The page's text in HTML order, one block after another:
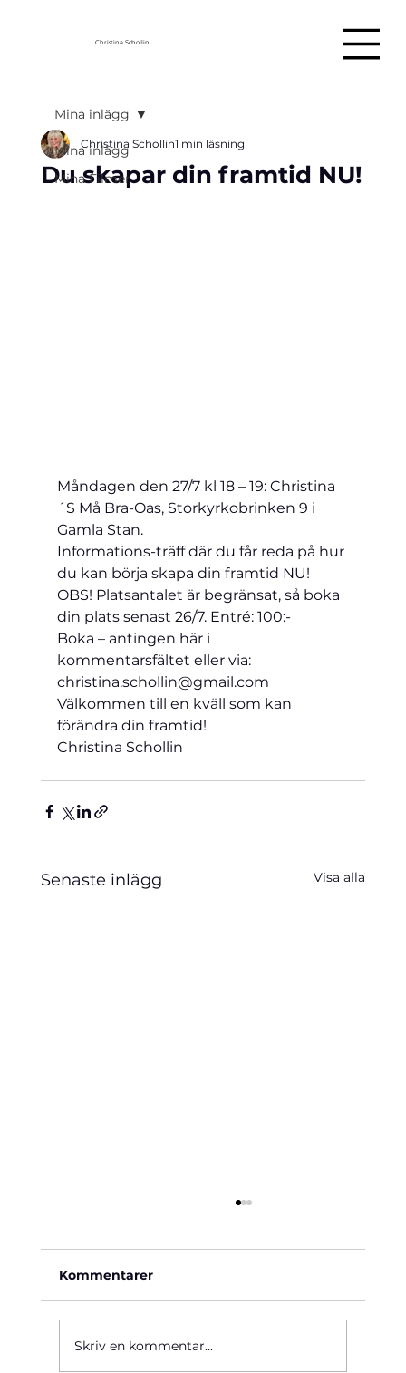
Christina Schollin
Mina inlägg
Mina Filmer
Mina inlägg
Du skapar din framtid NU!
Christina Schollin1 min läsning
Måndagen den 27/7 kl 18 – 19: Christina
´S Må Bra-Oas, Storkyrkobrinken 9 i
Gamla Stan.
Informations-träff där du får reda på hur
du kan börja skapa din framtid NU!
OBS! Platsantalet är begränsat, så boka
din plats senast 26/7. Entré: 100:-
Boka – antingen här i
kommentarsfältet eller via:
christina.schollin@gmail.com
Välkommen till en kväll som kan
förändra din framtid!
Christina Schollin
Senaste inlägg Visa alla
Kommentarer
Skriv en kommentar...